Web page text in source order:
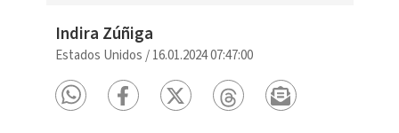
Indira Zúñiga
Estados Unidos /16.01.2024 07:47:00